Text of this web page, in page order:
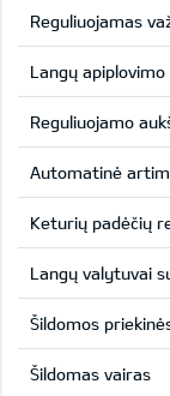
Reguliuojamas
Langų
Reguliuojamo
Automatinė
Keturių padėčių
Langų valytuvai
Šildomos
Šildomas vairas